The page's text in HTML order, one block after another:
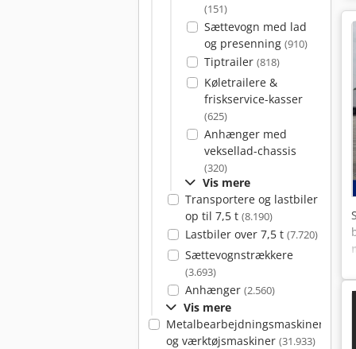
(151)
Sættevogn med lad
og presenning (910)
Tiptrailer (818)
Køletrailere &
friskservice-kasser
(625)
Anhænger med
veksellad-chassis
(320)
Vis mere
Transportere og lastbiler
op til 7,5 t (8.190)
Lastbiler over 7,5 t (7.720)
Sættevognstrækkere
(3.693)
Anhænger (2.560)
Vis mere
Metalbearbejdningsmaskiner
og værktøjsmaskiner (31.933)